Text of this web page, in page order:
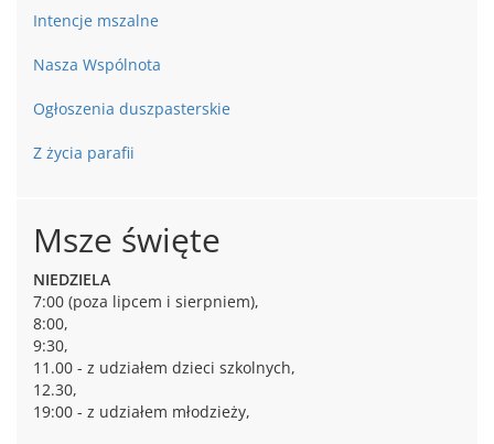
Intencje mszalne
Nasza Wspólnota
Ogłoszenia duszpasterskie
Z życia parafii
Msze święte
NIEDZIELA
7:00 (poza lipcem i sierpniem),
8:00,
9:30,
11.00 - z udziałem dzieci szkolnych,
12.30,
19:00 - z udziałem młodzieży,